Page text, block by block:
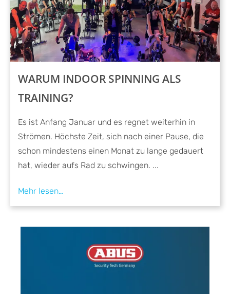
WARUM INDOOR SPINNING ALS
TRAINING?
Es ist Anfang Januar und es regnet weiterhin in
Strömen. Höchste Zeit, sich nach einer Pause, die
schon mindestens einen Monat zu lange gedauert
hat, wieder aufs Rad zu schwingen. ...